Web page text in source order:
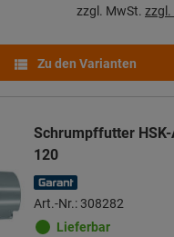
zzgl. MwSt. zzgl.
Zu den Varianten
Schrumpffutter HSK-
120
Art.-Nr.: 308282
Lieferbar